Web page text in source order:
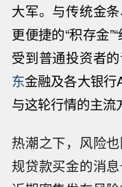
大军。与传统金
更便捷的“积存金
受到普通投资者
东金融及各大银行
与这轮行情的主流
热潮之下，风险
规贷款买金的消